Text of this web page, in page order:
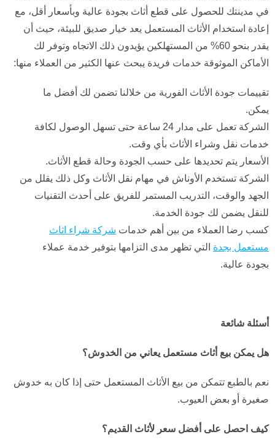
في مدينتك للحصول على قطع أثاث بجودة عالية وبأسعار أقل، مع
إعادة استخدام الأثاث المستعمل يعد خيار صديق للبيئة، حيث أن
يقدر بنحو 60% من المستهلكين يؤيدون ذلك الاتجاه وتوفر لك
الأماكن الموثوقة خدمات فريدة يبحث عنها الكثير من العملاء منها:
تقييمات جودة الأثاث الفورية من خلالنا تضمن لك أفضل ما
يمكن.
الشركة تعمل على مدار 24 ساعة حتى تسهل الوصول لكافة
خدمات نقل وشراء الأثاث بأي وقت.
الأسعار يتم تحديدها على حسب الجودة وحالة قطع الأثاث.
الشركة تستخدم الأوناش في مهام نقل الأثاث وكل ذلك يقلل من
الجهد والوقت، التدريب المستمر للفريق على أحدث التقنيات
للنقل يضمن لك جودة الخدمة.
كسب رضا العملاء من بين أهم خدمات شركة شراء اثاث
مستعمل بجدة التي تظهر مدى التزامها بتوفير خدمة عملاء
بجودة عالية.
أسئلة شائعة
هل يمكن بيع أثاث مستعمل يعاني من الخدوش؟
نعم بالطبع تتمكن من بيع الأثاث المستعمل حتى إذا كان به خدوش
صغيرة أو بعض العيوب.
كيف احصل على أفضل سعر لأثاث القديم؟